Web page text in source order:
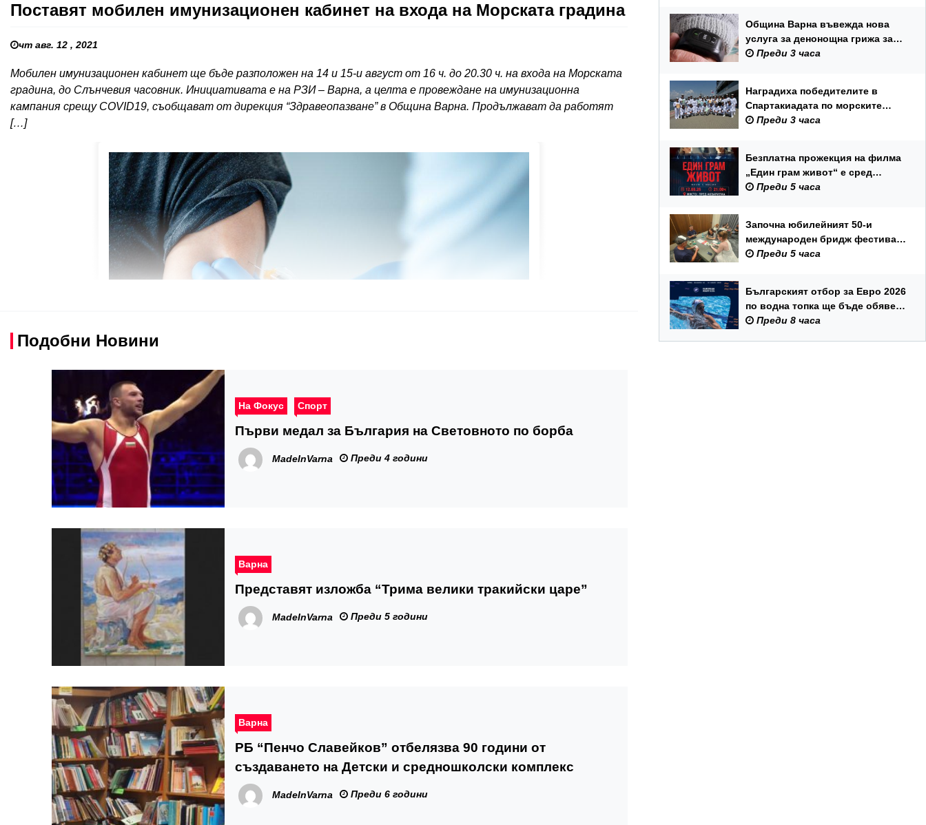
Поставят мобилен имунизационен кабинет на входа на Морската градина
чт авг. 12 , 2021
Мобилен имунизационен кабинет ще бъде разположен на 14 и 15-и август от 16 ч. до 20.30 ч. на входа на Морската
градина, до Слънчевия часовник. Инициативата е на РЗИ – Варна, а целта е провеждане на имунизационна
кампания срещу COVID19, съобщават от дирекция “Здравеопазване” в Община Варна. Продължават да работят
[…]
Подобни Новини
На Фокус Спорт
Първи медал за България на Световното по борба
MadeInVarna Преди 4 години
Варна
Представят изложба “Трима велики тракийски царе”
MadeInVarna Преди 5 години
Варна
РБ “Пенчо Славейков” отбелязва 90 години от
създаването на Детски и средношколски комплекс
MadeInVarna Преди 6 години
Община Варна въвежда нова
услуга за денонощна грижа за
възрастни хора и лица с трайни
Преди 3 часа
Наградиха победителите в
Спартакиадата по морските
спортове на Военноморските
Преди 3 часа
Безплатна прожекция на филма
„Един грам живот“ е сред
събитията за Международния
Преди 5 часа
Започна юбилейният 50-и
международен бридж фестивал
„Варна“
Преди 5 часа
Българският отбор за Евро 2026
по водна топка ще бъде обявен
на 7 август
Преди 8 часа